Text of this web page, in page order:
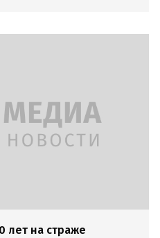
лет на страже